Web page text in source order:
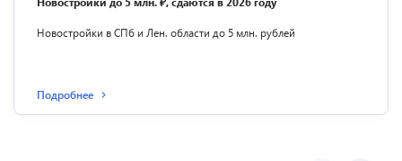
Новостройки в СПб и Лен. области до 5 млн. рублей
Подробнее